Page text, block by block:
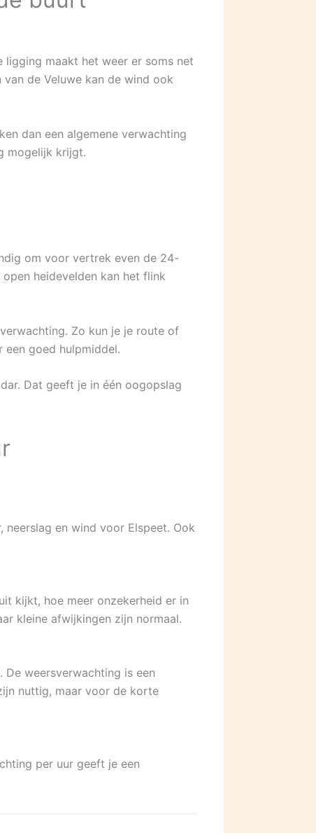
ligging maakt het weer er soms net
de Veluwe kan de wind ook
dan een algemene verwachting
mogelijk krijgt.
om voor vertrek even de 24-
heidevelden kan het flink
Zo kun je je route of
goed hulpmiddel.
Dat geeft je in één oogopslag
en wind voor Elspeet. Ook
kijkt, hoe meer onzekerheid er in
kleine afwijkingen zijn normaal.
weersverwachting is een
nuttig, maar voor de korte
per uur geeft je een